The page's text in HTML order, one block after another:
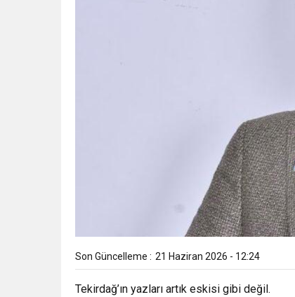
Son Güncelleme : 21 Haziran 2026 - 12:24
Tekirdağ’ın yazları artık eskisi gibi değil.